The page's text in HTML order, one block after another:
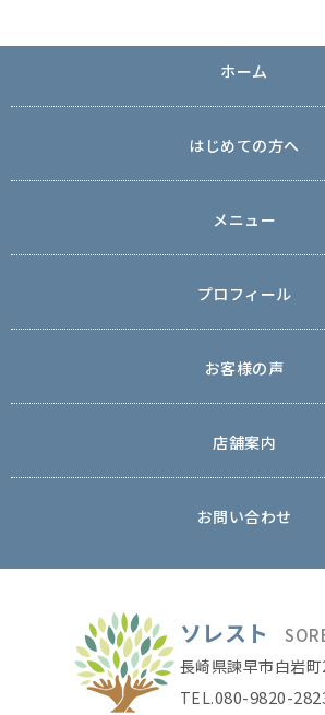
ホーム
はじめての方へ
メニュー
プロフィール
お客様の声
店舗案内
お問い合わせ
ソレスト
長崎県諫早市白岩
TEL.080-9820-